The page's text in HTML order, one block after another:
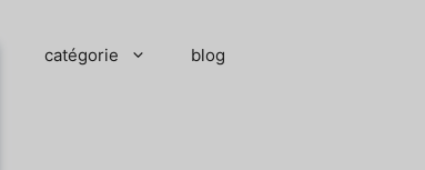
catégorie blog